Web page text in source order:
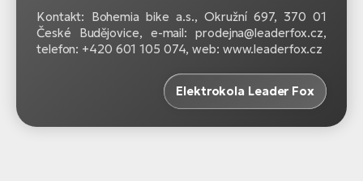
Kontakt: Bohemia bike a.s., Okružní 697, 370 01
České Budějovice, e-mail: prodejna@leaderfox.cz,
telefon: +420 601 105 074, web: www.leaderfox.cz
Elektrokola Leader Fox